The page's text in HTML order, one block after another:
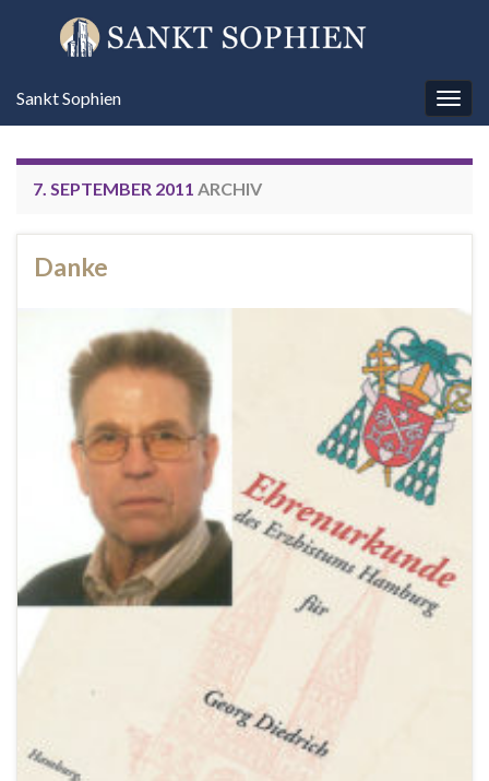
Sankt Sophien
7. SEPTEMBER 2011 ARCHIV
Danke